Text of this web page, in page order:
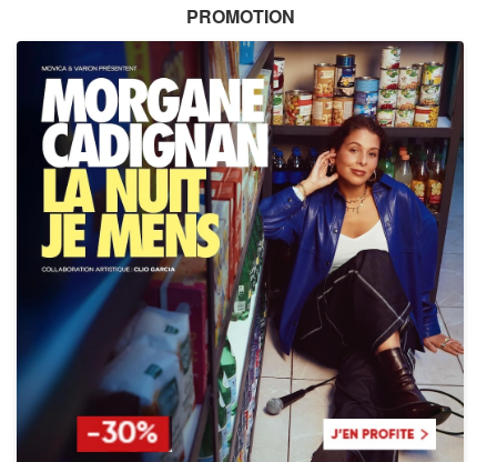
PROMOTION